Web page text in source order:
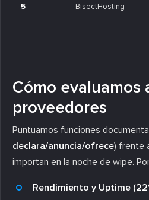
5 BisectHosting
Cómo evaluamos
proveedores
Puntuamos funciones
declara/anuncia/ofrece) frente
importan en la noche de wipe.
Rendimiento y Uptime